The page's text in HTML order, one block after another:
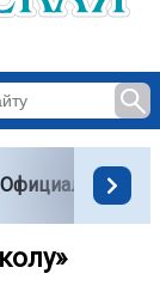
Официально